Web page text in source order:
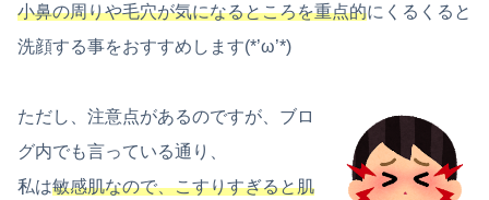
小鼻の周りや毛穴が気になるところを重点的にくるくると
洗顔する事をおすすめします(*’ω’*)
ただし、注意点があるのですが、ブロ
グ内でも言っている通り、
私は敏感肌なので、こすりすぎると肌